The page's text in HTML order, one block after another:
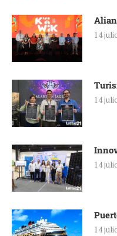
14
14
14
14